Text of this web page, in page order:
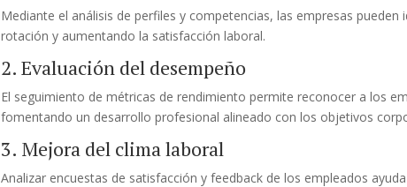
Mediante el análisis de perfiles y competencias, las empresas
rotación y aumentando la satisfacción laboral.
2. Evaluación del desempeño
El seguimiento de métricas de rendimiento permite reconocer a los
fomentando un desarrollo profesional alineado con los objetivos
3. Mejora del clima laboral
Analizar encuestas de satisfacción y feedback de los empleados